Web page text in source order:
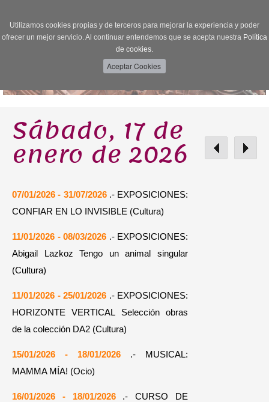
Utilizamos cookies propias y de terceros para mejorar la experiencia y poder
ofrecer un mejor servicio. Al continuar entendemos que se acepta nuestra Política
de cookies.
Toggle
navigation
Sábado, 17 de
enero de 2026
07/01/2026 - 31/07/2026.- EXPOSICIONES:
CONFIAR EN LO INVISIBLE (Cultura)
11/01/2026 - 08/03/2026 .- EXPOSICIONES:
Abigail Lazkoz Tengo un animal singular
(Cultura)
11/01/2026 - 25/01/2026 .- EXPOSICIONES:
HORIZONTE VERTICAL Selección obras
de la colección DA2 (Cultura)
15/01/2026 - 18/01/2026 .- MUSICAL:
MAMMA MÍA! (Ocio)
16/01/2026 - 18/01/2026.- CURSO DE